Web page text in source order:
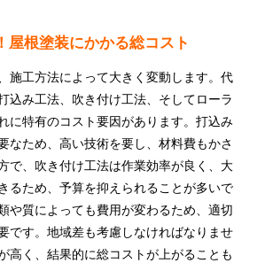
屋根塗装にかかる総コスト
施工方法によって大きく変動します。代
込み工法、吹き付け工法、そしてローラ
に特有のコスト要因があります。打込み
なため、高い技術を要し、材料費もかさ
で、吹き付け工法は作業効率が良く、大
るため、予算を抑えられることが多いで
や質によっても費用が変わるため、適切
です。地域差も考慮しなければなりませ
高く、結果的に総コストが上がることも